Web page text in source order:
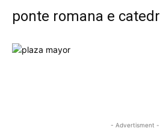
ponte romana e
- Advertisment -